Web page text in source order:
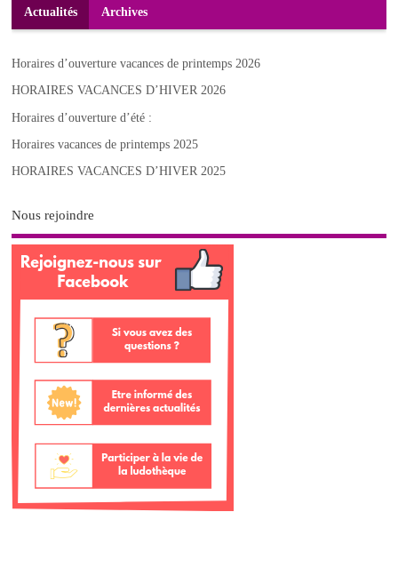
Actualités Archives
Horaires d’ouverture vacances de printemps 2026
HORAIRES VACANCES D’HIVER 2026
Horaires d’ouverture d’été :
Horaires vacances de printemps 2025
HORAIRES VACANCES D’HIVER 2025
Nous rejoindre